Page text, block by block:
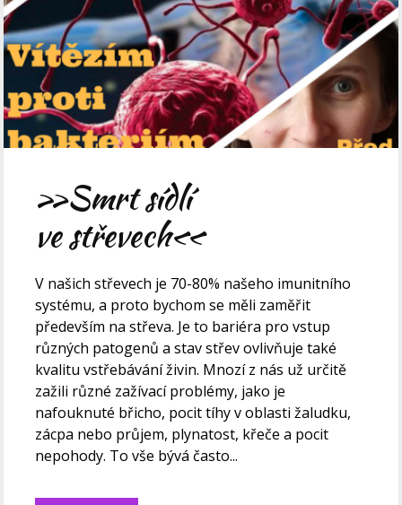
»Smrt sídlí
ve střevech«
V našich střevech je 70-80% našeho imunitního
systému, a proto bychom se měli zaměřit
především na střeva. Je to bariéra pro vstup
různých patogenů a stav střev ovlivňuje také
kvalitu vstřebávání živin. Mnozí z nás už určitě
zažili různé zažívací problémy, jako je
nafouknuté břicho, pocit tíhy v oblasti žaludku,
zácpa nebo průjem, plynatost, křeče a pocit
nepohody. To vše bývá často...